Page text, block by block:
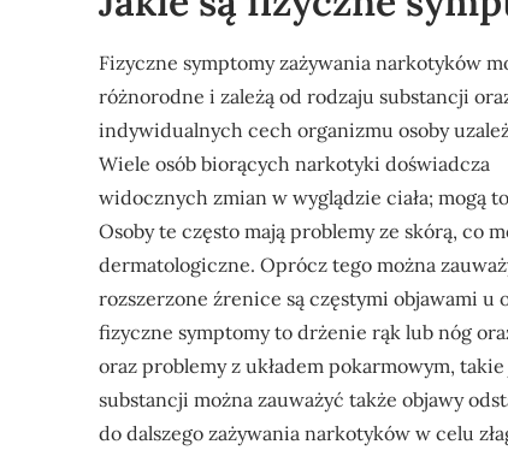
Fizyczne symptomy zażywania narkotyków
różnorodne i zależą od rodzaju substancji
indywidualnych cech organizmu osoby
Wiele osób biorących narkotyki doświadcza
widocznych zmian w wyglądzie ciała; mogą
Osoby te często mają problemy ze skórą, co
dermatologiczne. Oprócz tego można
rozszerzone źrenice są częstymi objawami u
fizyczne symptomy to drżenie rąk lub nóg
oraz problemy z układem pokarmowym,
substancji można zauważyć także objawy
do dalszego zażywania narkotyków w celu